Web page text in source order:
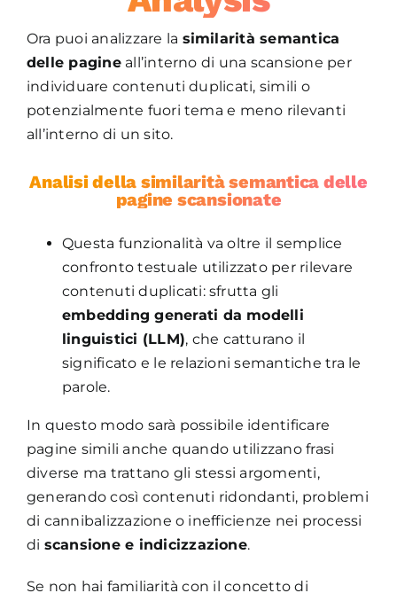
Ora puoi analizzare la similarità semantica
delle pagineall’interno di una scansione per
individuare contenuti duplicati, simili o
potenzialmente fuori tema e meno rilevanti
all’interno di un sito.
Analisi della similarità semantica delle
pagine scansionate
Questa funzionalità va oltre il semplice
confronto testuale utilizzato per rilevare
contenuti duplicati: sfrutta gli
embedding generati da modelli
linguistici (LLM), che catturano il
significato e le relazioni semantiche tra le
parole.
In questo modo sarà possibile identificare
pagine simili anche quando utilizzano frasi
diverse ma trattano gli stessi argomenti,
generando così contenuti ridondanti, problemi
di cannibalizzazione o inefficienze nei processi
di scansione e indicizzazione.
Se non hai familiarità con il concetto di